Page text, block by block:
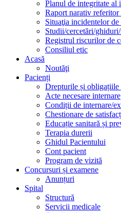
Planul de integritate al
Raport narativ
Situaţia incidentelor
Studii/cercetări/
Registrul riscurilor de
Consiliul etic
Acasă
Noutăţi
Pacienți
Drepturile și obligațiile
Acte necesare internare
Condiții de internare/
Chestionare de
Educație sanitară și
Terapia durerii
Ghidul Pacientului
Cont pacient
Program de vizită
Concursuri și examene
Anunțuri
Spital
Structură
Servicii medicale